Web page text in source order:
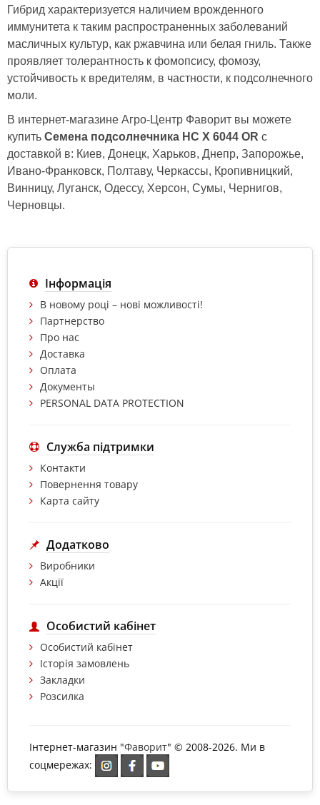
Гибрид характеризуется наличием врожденного
иммунитета к таким распространенных заболеваний
масличных культур, как ржавчина или белая гниль. Также
проявляет толерантность к фомопсису, фомозу,
устойчивость к вредителям, в частности, к подсолнечного
моли.
В интернет-магазине Агро-Центр Фаворит вы можете
купить Семена подсолнечника НС Х 6044 OR с
доставкой в: Киев, Донецк, Харьков, Днепр, Запорожье,
Ивано-Франковск, Полтаву, Черкассы, Кропивницкий,
Винницу, Луганск, Одессу, Херсон, Сумы, Чернигов,
Черновцы.
Інформація
В новому році – нові можливості!
Партнерство
Про нас
Доставка
Оплата
Документы
PERSONAL DATA PROTECTION
Служба підтримки
Контакти
Повернення товару
Карта сайту
Додатково
Виробники
Акції
Особистий кабінет
Особистий кабінет
Історія замовлень
Закладки
Розсилка
Інтернет-магазин "Фаворит" © 2008-2026. Ми в
соцмережах: